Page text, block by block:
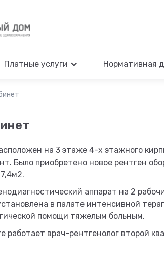
Платные услуги Нормативная
на 3 этаже 4-х этажного
Было приобретено новое рентген
аппарат на 2
в палате интенсивной
помощи тяжелым больным.
работает врач-рентгенолог второй